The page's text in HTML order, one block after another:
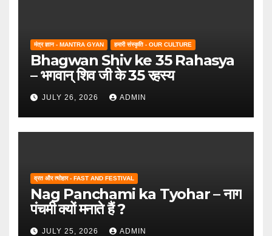
मंत्र ज्ञान - MANTRA GYAN हमारी संस्कृति - OUR CULTURE
Bhagwan Shiv ke 35 Rahasya
– भगवान् शिव जी के 35 रहस्य
JULY 26, 2026 ADMIN
व्रत और त्योहार - FAST AND FESTIVAL
Nag Panchami ka Tyohar – नाग
पंचमी क्यों मनाते हैं ?
JULY 25, 2026 ADMIN